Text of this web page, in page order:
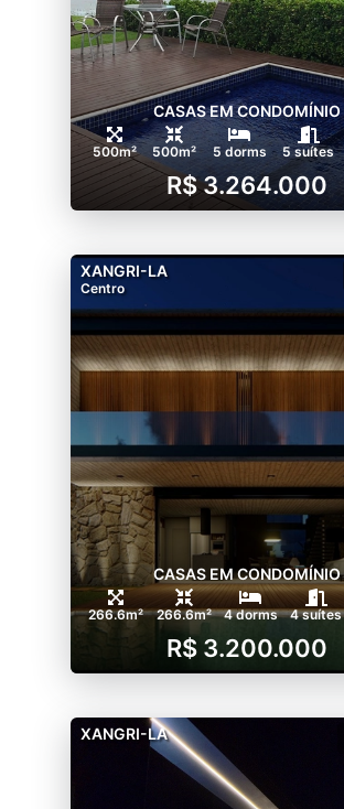
CASAS EM CONDOMÍNIO
500m² 500m² 5 dorms 5 suítes
R$ 3.264.000
XANGRI-LA
Centro
CASAS EM CONDOMÍNIO
266.6m² 266.6m² 4 dorms 4 suítes
R$ 3.200.000
XANGRI-LA